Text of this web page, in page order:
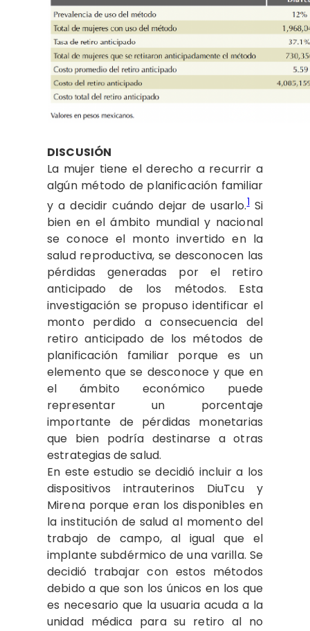
DISCUSIÓN
La mujer tiene el derecho a recurrir a
algún método de planificación familiar
y a decidir cuándo dejar de usarlo.1Si
bien en el ámbito mundial y nacional
se conoce el monto invertido en la
salud reproductiva, se desconocen las
pérdidas generadas por el retiro
anticipado de los métodos. Esta
investigación se propuso identificar el
monto perdido a consecuencia del
retiro anticipado de los métodos de
planificación familiar porque es un
elemento que se desconoce y que en
el ámbito económico puede
representar un porcentaje
importante de pérdidas monetarias
que bien podría destinarse a otras
estrategias de salud.
En este estudio se decidió incluir a los
dispositivos intrauterinos DiuTcu y
Mirena porque eran los disponibles en
la institución de salud al momento del
trabajo de campo, al igual que el
implante subdérmico de una varilla. Se
decidió trabajar con estos métodos
debido a que son los únicos en los que
es necesario que la usuaria acuda a la
unidad médica para su retiro al no